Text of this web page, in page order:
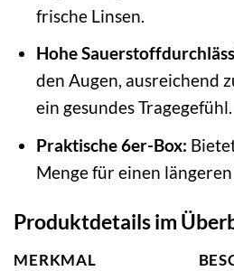
frische Linsen.
Hohe
den Augen, ausreichend
ein gesundes Tragegefühl.
Praktische 6er-Box:
Menge für einen
Produktdetails im
MERKMAL